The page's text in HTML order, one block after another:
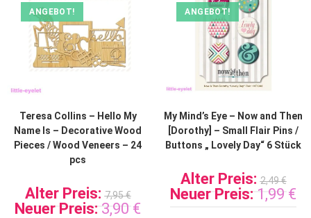
ANGEBOT!
Teresa Collins – Hello My
Name Is – Decorative Wood
Pieces / Wood Veneers – 24
pcs
Alter Preis: 7,95€
Neuer Preis: 3,90 €
ANGEBOT!
My Mind’s Eye – Now and Then
[Dorothy] – Small Flair Pins /
Buttons „ Lovely Day“ 6 Stück
Alter Preis: 2,49€
Neuer Preis: 1,99 €